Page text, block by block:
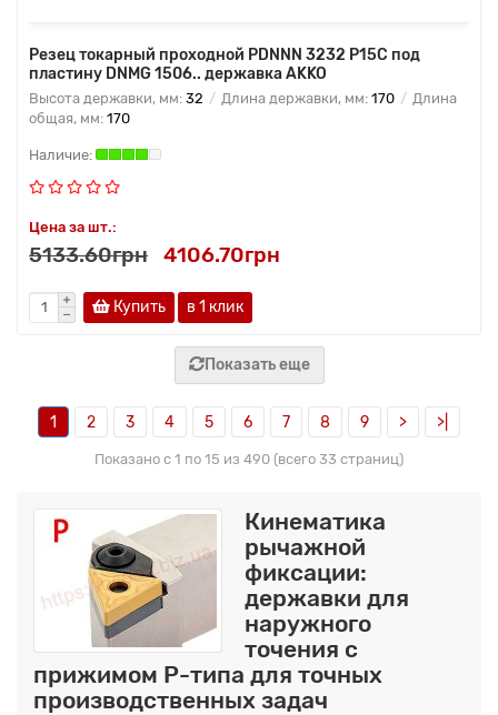
Резец токарный проходной PDNNN 3232 P15C под
пластину DNMG 1506.. державка AKKO
Высота державки, мм: 32 Длина державки, мм: 170
Длина
общая, мм: 170
Цена за шт.:
5133.60грн 4106.70грн
Купить в 1 клик
Показать еще
1 2 3 4 5 6 7 8 9 > >|
Показано с 1 по 15 из 490 (всего 33 страниц)
Кинематика
рычажной
фиксации:
державки для
наружного
точения с
прижимом P-типа для точных
производственных задач